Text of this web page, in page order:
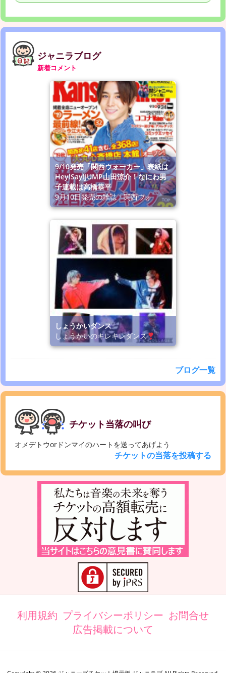
ジャニラブログ
新着コメント
9/10発売「関西ウォーカー」表紙は
Hey!Say!JUMP山田涼介！なにわ男
子連載は高橋恭平
9月10日発売の雑誌「関西ウォ
しょうかいダンス
しょうかいのキレキレダンス
ブログ一覧
チケット当落の叫び
オメデトウorドンマイのハートを送ってあげよう
チケットの当落を投稿する
利用規約 プライバシーポリシー お問合せ
広告掲載について